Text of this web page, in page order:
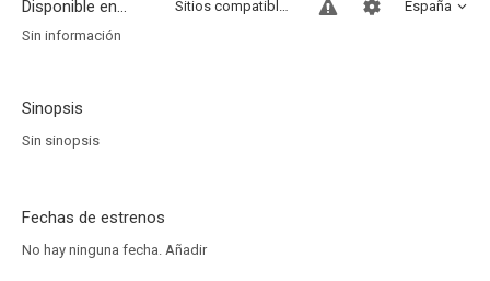
Disponible en... España
Sitios compatibles
Sin información
Sinopsis
Sin sinopsis
Fechas de estrenos
No hay ninguna fecha. Añadir